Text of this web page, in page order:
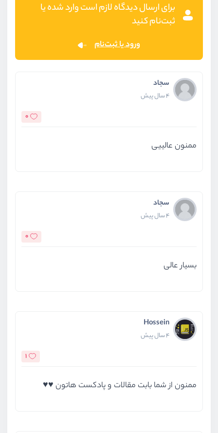
برای ارسال دیدگاه لازم است وارد شده یا
ثبت‌نام کنید
ورود یا ثبت‌نام
سجاد
4 سال پیش
0
ممنون عالییی
سجاد
4 سال پیش
0
بسیار عالی
Hossein
4 سال پیش
1
ممنون از شما بابت مقالات و پادکست هاتون ♥️♥️